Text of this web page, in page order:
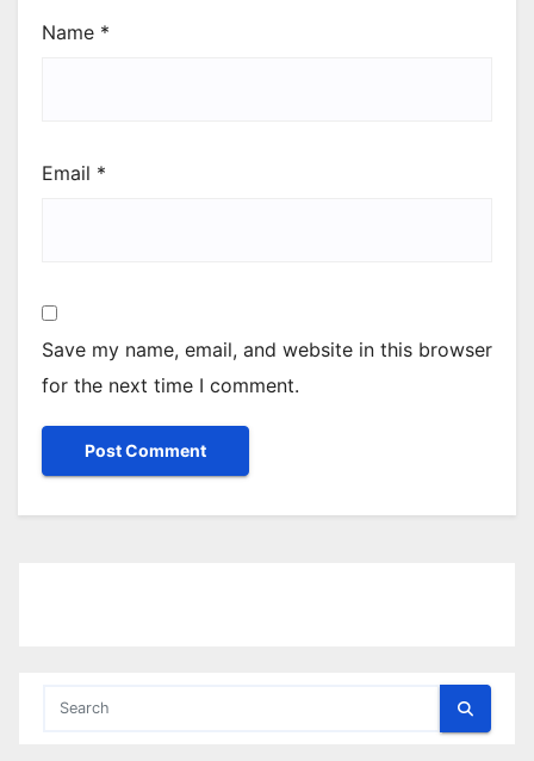
Name *
Email *
Save my name, email, and website in this browser
for the next time I comment.